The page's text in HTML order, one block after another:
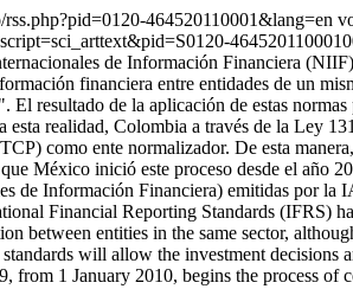
464520110001&lang=en
de Información Financiera
financiera entre entidades de un
El resultado de la aplicación de estas
esta realidad, Colombia a través de la Ley
como ente normalizador. De esta
México inició este proceso desde el año
de Información Financiera) emitidas por
Financial Reporting Standards (IFRS)
between entities in the same sector,
will allow the investment
from 1 January 2010, begins the process